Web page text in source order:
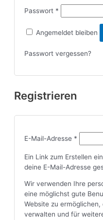
Passwort *
Angemeldet bleiben
Passwort vergessen?
Registrieren
E-Mail-Adresse *
Ein Link zum Erstellen
deine E-Mail-Adresse
Wir verwenden Ihre
eine möglichst gute
Website zu
verwalten und für